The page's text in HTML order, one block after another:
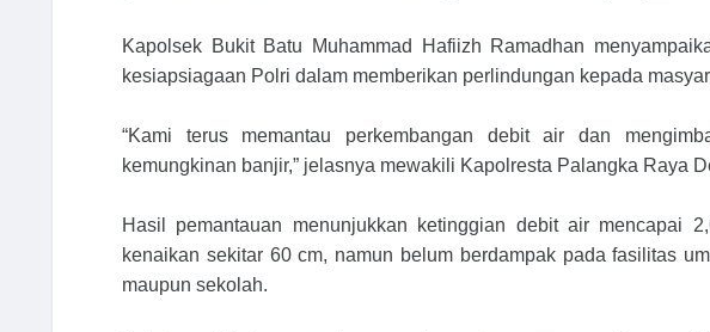
Kapolsek Bukit Batu Muhammad Hafiizh Ramadhan
kesiapsiagaan Polri dalam memberikan perlindungan kepada
“Kami terus memantau perkembangan debit air dan
kemungkinan banjir,” jelasnya mewakili Kapolresta Palangka Raya
Hasil pemantauan menunjukkan ketinggian debit air mencapai
kenaikan sekitar 60 cm, namun belum berdampak pada fasilitas
maupun sekolah.